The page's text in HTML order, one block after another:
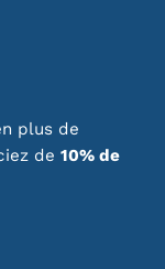
plus de
de 10% de